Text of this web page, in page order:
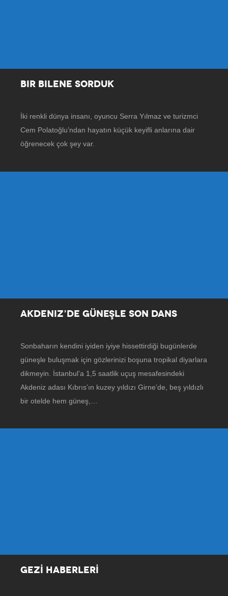
BIR BILENE SORDUK
İki renkli dünya insanı, oyuncu Serra Yılmaz ve turizmci
Cem Polatoğlu’ndan hayatın küçük keyifli anlarına dair
öğrenecek çok şey var.
AKDENIZ’DE GÜNEŞLE SON DANS
Sonbaharın kendini iyiden iyiye hissettirdiği bugünlerde
güneşle buluşmak için gözlerinizi boşuna tropikal diyarlara
dikmeyin. İstanbul’a 1,5 saatlik uçuş mesafesindeki
Akdeniz adası Kıbrıs’ın kuzey yıldızı Girne’de, beş yıldızlı
bir otelde hem güneş,…
GEZİ HABERLERİ